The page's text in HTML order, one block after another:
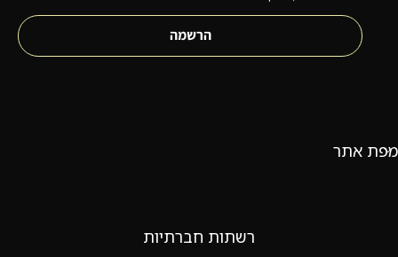
הרשמה
מפת אתר
רשתות חברתיות